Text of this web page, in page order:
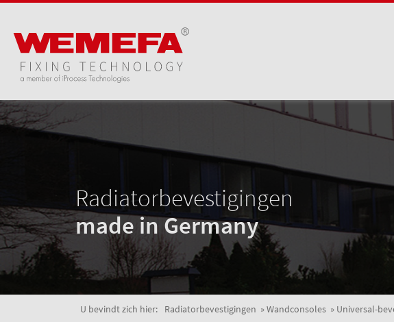
Radiatorbevestigingen
made in Germany
U bevindt zich hier: Radiatorbevestigingen Wandconsoles Universal-